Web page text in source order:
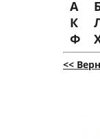
А
К
Ф
<<